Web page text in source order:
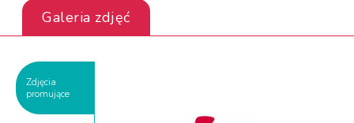
Galeria zdjęć
Zdjęcia
promujące